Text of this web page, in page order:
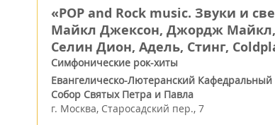
«POP and Rock music. Звуки и
Майкл Джексон, Джордж Майкл,
Селин Дион, Адель, Стинг,
Симфонические рок-хиты
Евангелическо-Лютеранский Кафедральный
Собор Святых Петра и Павла
г. Москва, Старосадский пер., 7